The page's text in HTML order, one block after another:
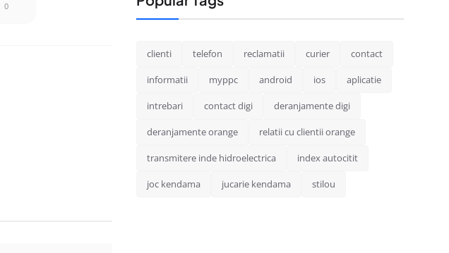
0
clienti telefon reclamatii curier contact
informatii myppc android ios aplicatie
intrebari contact digi deranjamente digi
deranjamente orange relatii cu clientii orange
transmitere inde hidroelectrica index autocitit
joc kendama jucarie kendama stilou